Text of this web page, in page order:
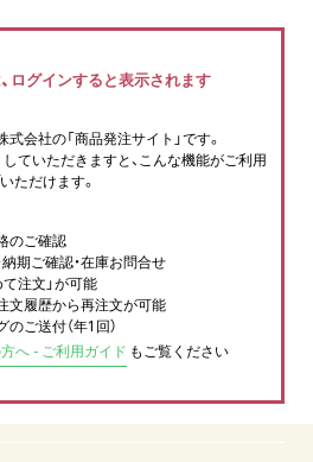
ログインすると表示されます
式会社の「商品発注サイト」です。
していただきますと、こんな機能がご利用
いただけます。
のご確認
納期ご確認・在庫お問合せ
て注文」が可能
文履歴から再注文が可能
のご送付（年1回）
へ - ご利用ガイド もご覧ください